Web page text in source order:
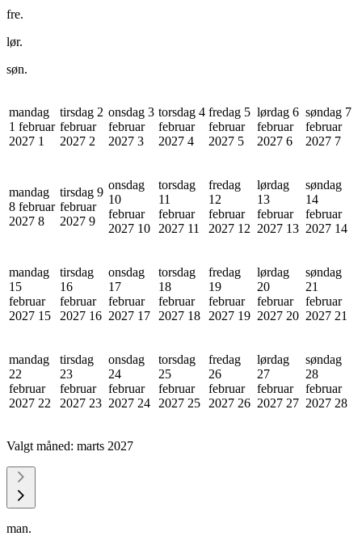
fre.
lør.
søn.
mandag
1 februar
2027 1
tirsdag 2
februar
2027 2
onsdag 3
februar
2027 3
torsdag 4
februar
2027 4
fredag 5
februar
2027 5
lørdag 6
februar
2027 6
søndag 7
februar
2027 7
mandag
8 februar
2027 8
tirsdag 9
februar
2027 9
onsdag
10
februar
2027 10
torsdag
11
februar
2027 11
fredag
12
februar
2027 12
lørdag
13
februar
2027 13
søndag
14
februar
2027 14
mandag
15
februar
2027 15
tirsdag
16
februar
2027 16
onsdag
17
februar
2027 17
torsdag
18
februar
2027 18
fredag
19
februar
2027 19
lørdag
20
februar
2027 20
søndag
21
februar
2027 21
mandag
22
februar
2027 22
tirsdag
23
februar
2027 23
onsdag
24
februar
2027 24
torsdag
25
februar
2027 25
fredag
26
februar
2027 26
lørdag
27
februar
2027 27
søndag
28
februar
2027 28
Valgt måned: marts 2027
man.